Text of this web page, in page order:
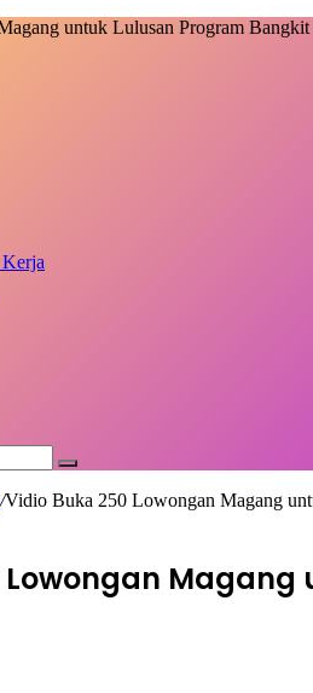
untuk Lulusan Program Bangkit
Search
for
/Vidio Buka 250 Lowongan Magang
Lowongan